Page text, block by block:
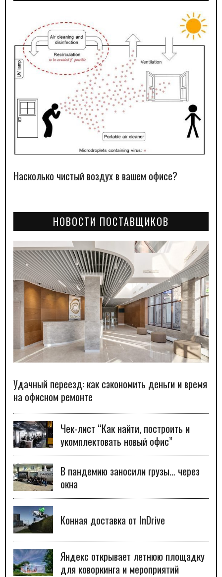
Насколько чистый воздух в вашем офисе?
НОВОСТИ ПОСТАВЩИКОВ
Удачный переезд: как сэкономить деньги и время
на офисном ремонте
Чек-лист “Как найти, построить и
укомплектовать новый офис”
В пандемию заносили грузы… через
окна
Конная доставка от InDrive
Яндекс открывает летнюю площадку
для коворкинга и мероприятий